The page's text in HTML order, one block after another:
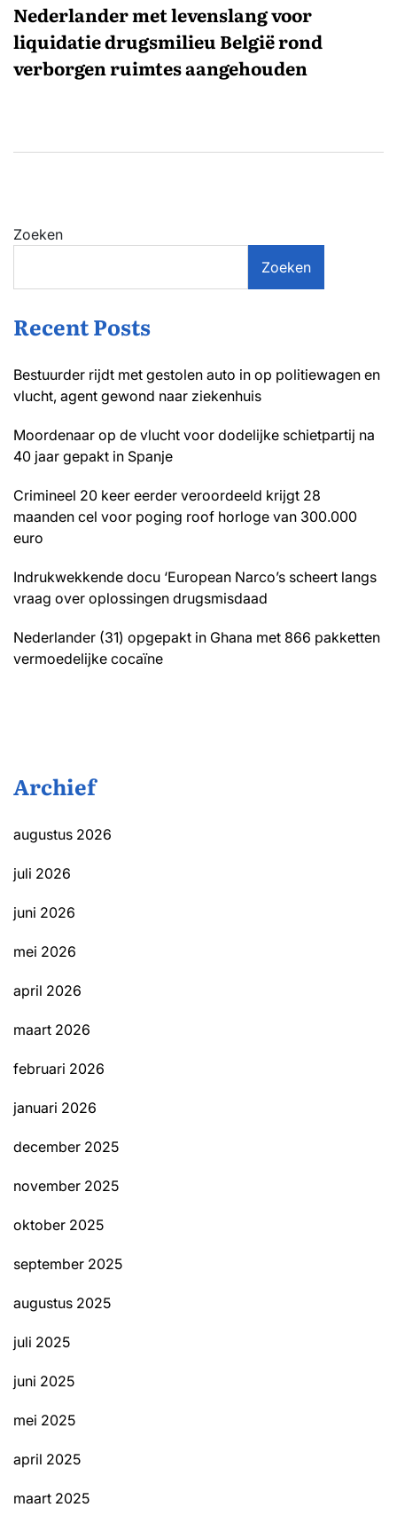
Nederlander met levenslang voor
liquidatie drugsmilieu België rond
verborgen ruimtes aangehouden
Zoeken
Zoeken
Recent Posts
Bestuurder rijdt met gestolen auto in op politiewagen en
vlucht, agent gewond naar ziekenhuis
Moordenaar op de vlucht voor dodelijke schietpartij na
40 jaar gepakt in Spanje
Crimineel 20 keer eerder veroordeeld krijgt 28
maanden cel voor poging roof horloge van 300.000
euro
Indrukwekkende docu ‘European Narco’s scheert langs
vraag over oplossingen drugsmisdaad
Nederlander (31) opgepakt in Ghana met 866 pakketten
vermoedelijke cocaïne
Archief
augustus 2026
juli 2026
juni 2026
mei 2026
april 2026
maart 2026
februari 2026
januari 2026
december 2025
november 2025
oktober 2025
september 2025
augustus 2025
juli 2025
juni 2025
mei 2025
april 2025
maart 2025